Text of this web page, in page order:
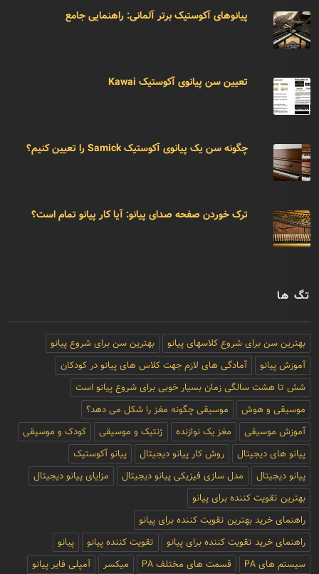
پیانوهای آکوستیک برتر آلمانی: راهنمایی جامع
تعیین سن پیانوی آکوستیک Kawai
چگونه سن یک پیانوی آکوستیک Samick را تعیین کنیم؟
ترک خوردن صفحه صدای پیانو: آیا کار پیانو تمام است؟
تگ ها
بهترین سن برای شروع کلاسهای پیانو
بهترین سن برای شروع پیانو
آموزش پیانو
آمادگی های لازم جهت کلاس های پیانو در کودکان
شش تا هشت سالگی زمان بسیار خوبی برای شروع پیانو است
موسیقی و هوش
موسیقی چگونه مغز را شکل می دهد؟
آموزش موسیقی
مغز یک نوازنده ژنتیک و موسیقی
کودک و موسیقی
پیانو های دیجیتال
روش کار پیانو دیجیتال
پیانو آکوستیک
پیانو دیجیتال
مدل سازی فیزیکی پیانو دیجیتال
مزایای پیانو دیجیتال
بهترین تقویت کننده برای پیانو
راهنمای خرید بهترین تقویت کننده برای پیانو
راهنمای خرید تقویت کننده برای پیانو
تقویت کننده پیانو
پیانو
سیستم های PA
قسمت های مختلف PA میکسر
آمپلی فایر پیانو